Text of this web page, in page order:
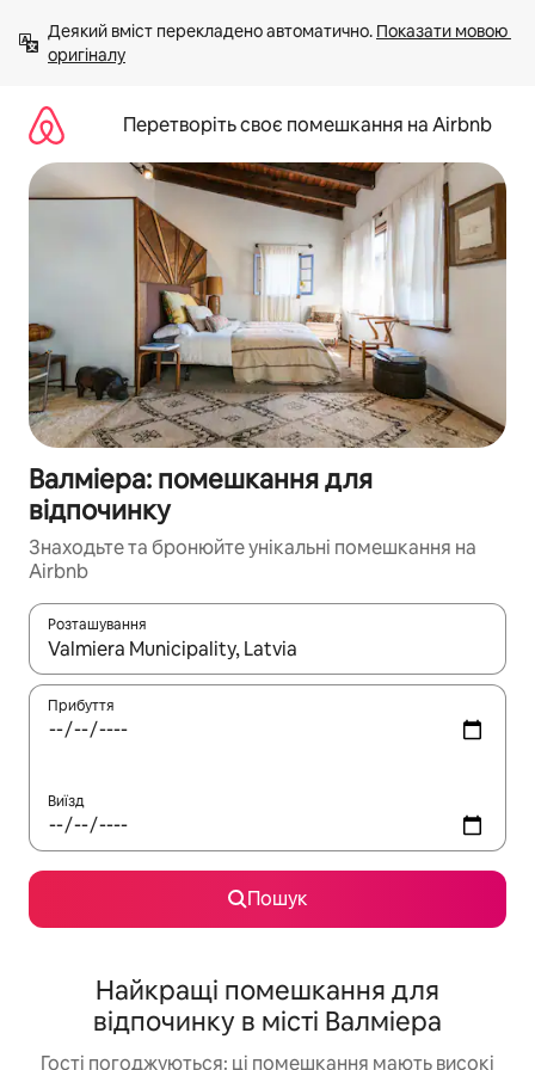
вмісту
Деякий вміст перекладено автоматично. Показати мовою
оригіналу
Перетворіть своє помешкання на Airbnb
Валміера: помешкання для
відпочинку
Знаходьте та бронюйте унікальні помешкання на
Airbnb
Розташування
Отримавши результати пошуку, використовуйте для
Прибуття
Виїзд
Пошук
Найкращі помешкання для
відпочинку в місті Валміера
Гості погоджуються: ці помешкання мають високі